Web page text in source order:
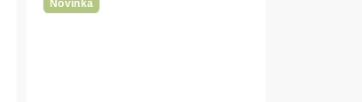
Novinka